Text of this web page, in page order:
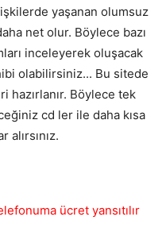
yaşanan olumsuz
net olur. Böylece bazı
inceleyerek oluşacak
olabilirsiniz... Bu sitede
hazırlanır. Böylece tek
cd ler ile daha kısa
alırsınız.
ücret yansıtılır